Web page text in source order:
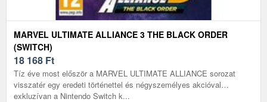
MARVEL ULTIMATE ALLIANCE 3 THE BLACK ORDER
(SWITCH)
18 168 Ft
Tíz éve most először a MARVEL ULTIMATE ALLIANCE sorozat
visszatér egy eredeti történettel és négyszemélyes akcióval…
exkluzívan a Nintendo Switch k...